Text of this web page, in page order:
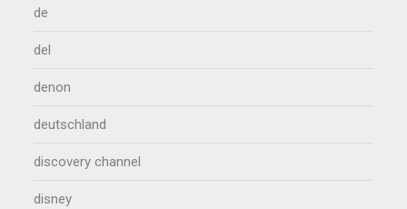
de
del
denon
deutschland
discovery channel
disney